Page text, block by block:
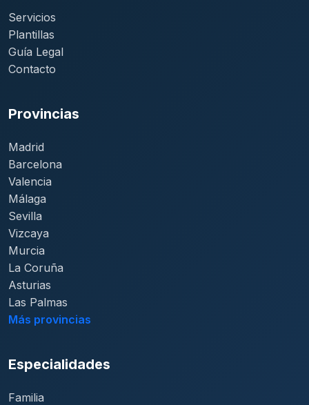
Servicios
Plantillas
Guía Legal
Contacto
Provincias
Madrid
Barcelona
Valencia
Málaga
Sevilla
Vizcaya
Murcia
La Coruña
Asturias
Las Palmas
Más provincias
Especialidades
Familia